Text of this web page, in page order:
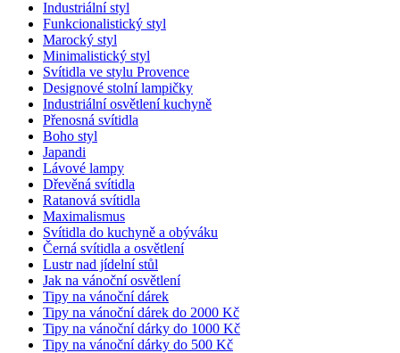
Industriální styl
Funkcionalistický styl
Marocký styl
Minimalistický styl
Svítidla ve stylu Provence
Designové stolní lampičky
Industriální osvětlení kuchyně
Přenosná svítidla
Boho styl
Japandi
Lávové lampy
Dřevěná svítidla
Ratanová svítidla
Maximalismus
Svítidla do kuchyně a obýváku
Černá svítidla a osvětlení
Lustr nad jídelní stůl
Jak na vánoční osvětlení
Tipy na vánoční dárek
Tipy na vánoční dárek do 2000 Kč
Tipy na vánoční dárky do 1000 Kč
Tipy na vánoční dárky do 500 Kč